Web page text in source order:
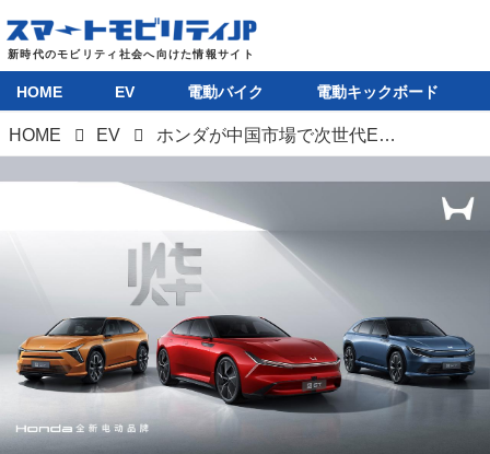
HOME EV 電動バイク 電動キックボード
HOME EV ホンダが中国市場で次世代EVとなる「烨（yè：イエ）シリーズ」を発表